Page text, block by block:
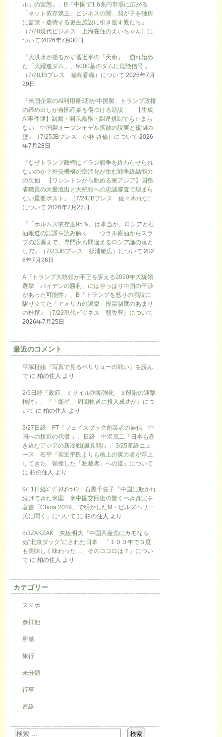
ル」の実態』、B『中国で1.6兆円市場に広がる
「ネット依存矯正」ビジネスの闇…我が子を独房
に監禁・虐待する更生施設に引き渡す親たち』
（7/28現代ビジネス 上海在住のえいちゃん）に
ついて 2026年7月30日
『大洪水が揺るがす習近平の「天命」…崩れ始め
た「大躍進ダム」、5000基のダムに危険信号 』
（7/28JBプレス 福島香織）について 2026年7月
29日
『米国企業のAI利用量6割が中国製、トランプ政権
の締め出しが自国産業を傷つける逆説 【生成
AI事件簿】制裁・開示義務・調達規制でも止まら
ない、中国製オープンモデル拡散の現実と規制の
壁』（7/25JBプレス 小林 啓倫）について 2026
年7月28日
『なぜトランプ政権はイラン戦争を終わらせられ
ないのか？外交機構の空洞化が生む戦争終結能力
の欠如 【ワシントンから眺める東アジア】国務
省職員の大量流出と大統領への忠誠審査で埋まら
ない重要ポスト』（7/24JBプレス 佐々木れな）
について 2026年7月27日
『「ホルムズ依存度95％」は本当か、ロシアと石
油報道の誤謬を読み解く ウラル原油からスラ
ブの語源まで、専門家も間違えるロシア論の落と
し穴』（7/23JBプレス 杉浦敏広）について 202
6年7月26日
A『トランプ大統領が不正を訴える2020年大統領
選挙「バイデンの勝利」にはやっぱり中国の干渉
があった可能性』、B『トランプを怒りの演説に
駆り立てた「アメリカの選挙」投票制度のあまり
の杜撰』（7/23現代ビジネス 朝香豊）について
2026年7月25日
最近のコメント
平塚柾緒『写真で見るペリリューの戦い』を読ん
で に 柏の住人 より
2/9日経『政府、ミサイル防衛強化 ３段階の迎撃
検討』、『「衛星」 周回軌道に投入成功か』につ
いて に 柏の住人 より
3/27日経 FT『フェイスブック創業者の過信 中
国への接近の代償 』、日経 中沢克二『日本も巻
き込むアジアの新冷戦(風見鶏)』、3/25産経ニュ
ース 石平『習近平氏よりも格上の実力者が浮上
してきた 頓挫した「独裁者」への道』について
に 柏の住人 より
9/11日経ﾋﾞｼﾞﾈｽｵﾝﾗｲﾝ 石黒千賀子『中国に欺かれ
続けてきた米国 米中国交回復の驚くべき真実を
著書「China 2049」で明かしたM・ピルズベリー
氏に聞く』について に 柏の住人 より
8/3ZAKZAK 矢板明夫『中国共産党にカモなら
ぬ“北京ダック”にされた日本 「１００年で３度
も美味しく味わった…」そのココロは？』につい
て に 柏の住人 より
カテゴリー
スマホ
参拝他
所感
旅行
未分類
行事
連絡